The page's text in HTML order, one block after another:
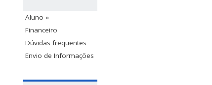
Aluno »
Financeiro
Dúvidas frequentes
Envio de Informações